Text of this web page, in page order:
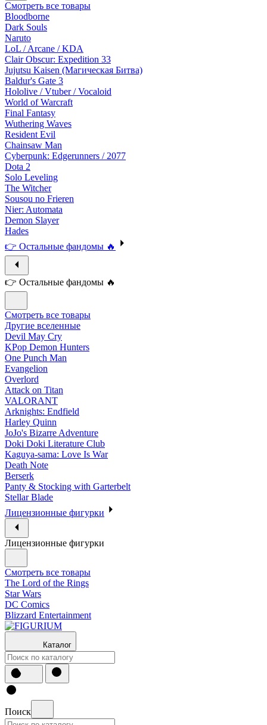
Смотреть все товары
Bloodborne
Dark Souls
Naruto
LoL / Arcane / KDA
Clair Obscur: Expedition 33
Jujutsu Kaisen (Магическая Битва)
Baldur's Gate 3
Hololive / Vtuber / Vocaloid
World of Warcraft
Final Fantasy
Wuthering Waves
Resident Evil
Chainsaw Man
Cyberpunk: Edgerunners / 2077
Dota 2
Solo Leveling
The Witcher
Sousou no Frieren
Nier: Automata
Demon Slayer
Hades
👉 Остальные фандомы 🔥
👉 Остальные фандомы 🔥
Смотреть все товары
Другие вселенные
Devil May Cry
KPop Demon Hunters
One Punch Man
Evangelion
Overlord
Attack on Titan
VALORANT
Arknights: Endfield
Harley Quinn
JoJo's Bizarre Adventure
Doki Doki Literature Club
Kaguya-sama: Love Is War
Death Note
Berserk
Panty & Stocking with Garterbelt
Stellar Blade
Лицензионные фигурки
Лицензионные фигурки
Смотреть все товары
The Lord of the Rings
Star Wars
DC Comics
Blizzard Entertainment
Каталог
Поиск